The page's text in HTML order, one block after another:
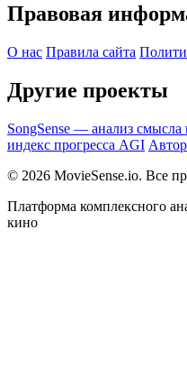
Правовая
О нас Правила сайта
Другие проекты
SongSense — анализ смысла
индекс прогресса AGI
© 2026 MovieSense.io. Все
Платформа комплексного
кино